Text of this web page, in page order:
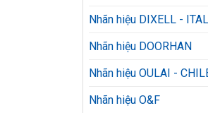
Nhãn hiệu DIXELL -
Nhãn hiệu DOORHAN
Nhãn hiệu OULAI -
Nhãn hiệu O&F